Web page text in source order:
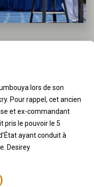
lors de son
Pour rappel, cet ancien
et ex-commandant
pris le pouvoir le 5
ayant conduit à
Desirey